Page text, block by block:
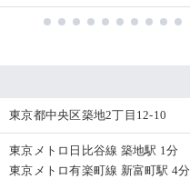
東京都中央区築地2丁目12-10
東京メトロ日比谷線 築地駅 1分
東京メトロ有楽町線 新富町駅 4分